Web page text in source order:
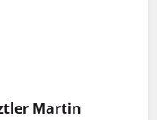
Martin